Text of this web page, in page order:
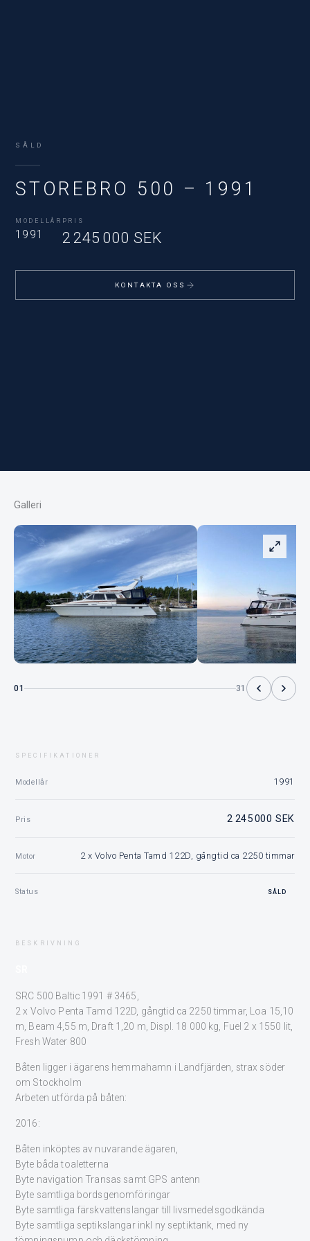
SÅLD
STOREBRO 500 – 1991
MODELLÅR
1991
PRIS
2 245 000 SEK
KONTAKTA OSS
Galleri
01 31
SPECIFIKATIONER
Modellår 1991
Pris 2 245 000 SEK
Motor 2 x Volvo Penta Tamd 122D, gångtid ca 2250 timmar
Status SÅLD
BESKRIVNING
SRC 500 Baltic 1991 # 3465,
2 x Volvo Penta Tamd 122D, gångtid ca 2250 timmar, Loa 15,10
m, Beam 4,55 m, Draft 1,20 m, Displ. 18 000 kg, Fuel 2 x 1550 lit,
Fresh Water 800
Båten ligger i ägarens hemmahamn i Landfjärden, strax söder
om Stockholm
Arbeten utförda på båten:
2016:
Båten inköptes av nuvarande ägaren,
Byte båda toaletterna
Byte navigation Transas samt GPS antenn
Byte samtliga bordsgenomföringar
Byte samtliga färskvattenslangar till livsmedelsgodkända
Byte samtliga septikslangar inkl ny septiktank, med ny